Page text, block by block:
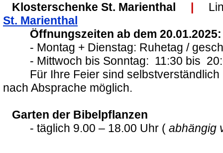
Klosterschenke St. Marienthal |
St. Marienthal
Öffnungszeiten ab dem 20.01.2025:
- Montag + Dienstag: Ruhetag /
- Mittwoch bis Sonntag: 11:30 bis
Für Ihre Feier sind selbstverständlich
nach Absprache möglich.
Garten der Bibelpflanzen
- täglich 9.00 – 18.00 Uhr ( abhängig